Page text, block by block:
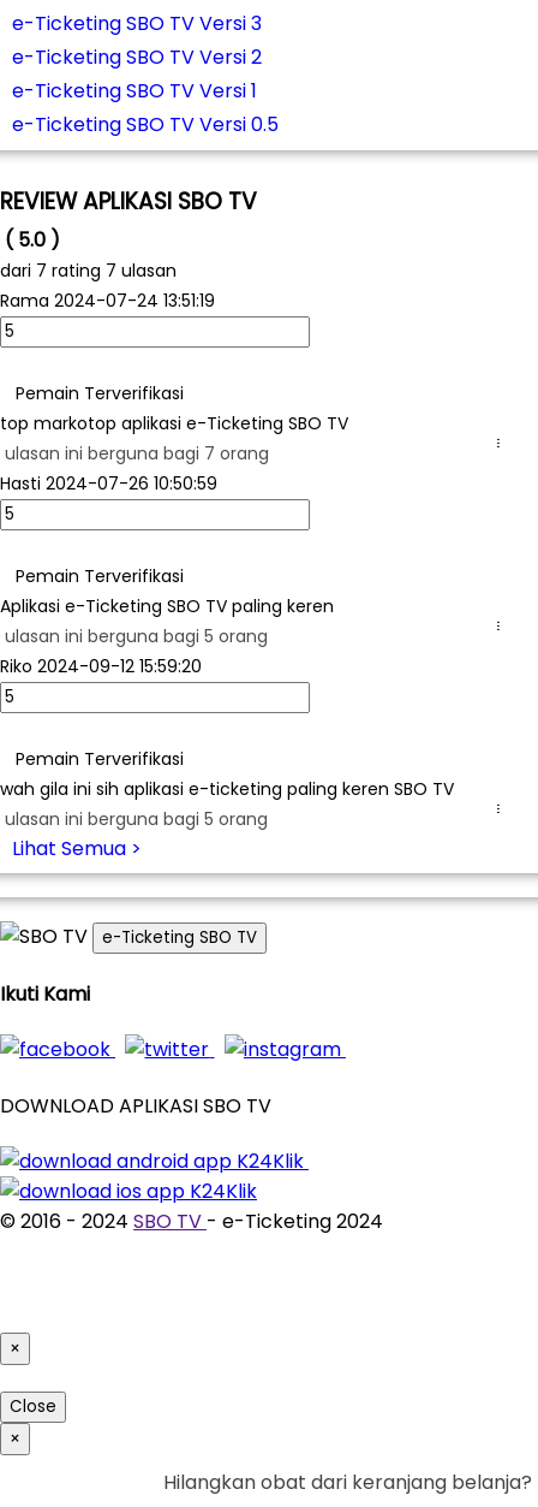
e-Ticketing SBO TV Versi 3
e-Ticketing SBO TV Versi 2
e-Ticketing SBO TV Versi 1
e-Ticketing SBO TV Versi 0.5
REVIEW APLIKASI SBO TV
( 5.0 )
dari 7 rating 7 ulasan
Rama 2024-07-24 13:51:19
Pemain Terverifikasi
top markotop aplikasi e-Ticketing SBO TV
ulasan ini berguna bagi 7 orang
...
Hasti 2024-07-26 10:50:59
Pemain Terverifikasi
Aplikasi e-Ticketing SBO TV paling keren
ulasan ini berguna bagi 5 orang
...
Riko 2024-09-12 15:59:20
Pemain Terverifikasi
wah gila ini sih aplikasi e-ticketing paling keren SBO TV
ulasan ini berguna bagi 5 orang
...
Lihat Semua >
e-Ticketing SBO TV
Ikuti Kami
DOWNLOAD APLIKASI SBO TV
© 2016 - 2024 SBO TV - e-Ticketing 2024
×
Close
×
Hilangkan obat dari keranjang belanja?